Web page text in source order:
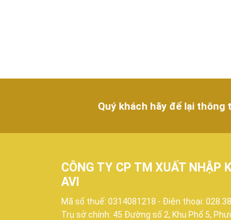
Quý khách hãy để lại
CÔNG TY CP TM XUẤT NHẬP
AVI
Mã số thuế: 0314081218 - Điện thoại:
Trụ sở chính: 45 Đường số 2, Khu Phố 5,